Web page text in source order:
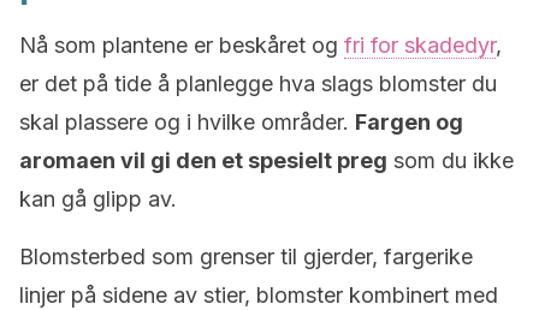
Nå som plantene er beskåret og fri for skadedyr,
er det på tide å planlegge hva slags blomster du
skal plassere og i hvilke områder. Fargen og
aromaen vil gi den et spesielt preg som du ikke
kan gå glipp av.
Blomsterbed som grenser til gjerder, fargerike
linjer på sidene av stier, blomster kombinert med